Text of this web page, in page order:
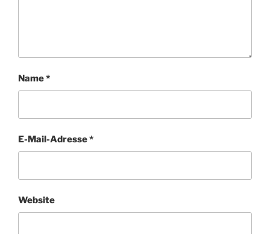
Name*
E-Mail-Adresse*
Website